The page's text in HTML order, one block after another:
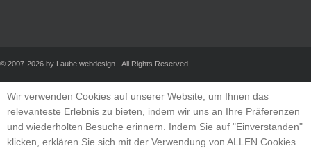
© 2007-2026 by Laube webdesign - All Rights Reserved.
Wir verwenden Cookies auf unserer Website, um Ihnen das
relevanteste Erlebnis zu bieten, indem wir uns an Ihre Präferenzen
und wiederholten Besuche erinnern. Indem Sie auf "Einverstanden"
klicken, erklären Sie sich mit der Verwendung von ALLEN Cookies